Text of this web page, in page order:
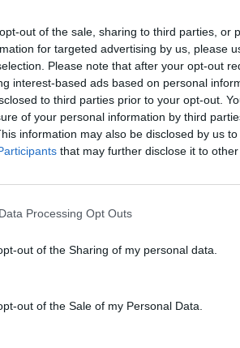
out of the sale, sharing to third parties, or
for targeted advertising by us, please
Please note that after your opt-out
interest-based ads based on personal
to third parties prior to your opt-out.
of your personal information by third
information may also be disclosed by us
that may further disclose it to other
Processing Opt Outs
out of the Sharing of my personal data.
out of the Sale of my Personal Data.
Παραμονή Δεκαπενταύγουστου
πανηγύρι στη Σιδηρούντα